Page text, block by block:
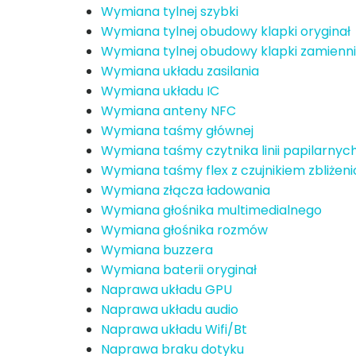
Wymiana tylnej szybki
Wymiana tylnej obudowy klapki oryginał
Wymiana tylnej obudowy klapki
Wymiana układu zasilania
Wymiana układu IC
Wymiana anteny NFC
Wymiana taśmy głównej
Wymiana taśmy czytnika linii
Wymiana taśmy flex z czujnikiem
Wymiana złącza ładowania
Wymiana głośnika multimedialnego
Wymiana głośnika rozmów
Wymiana buzzera
Wymiana baterii oryginał
Naprawa układu GPU
Naprawa układu audio
Naprawa układu Wifi/Bt
Naprawa braku dotyku